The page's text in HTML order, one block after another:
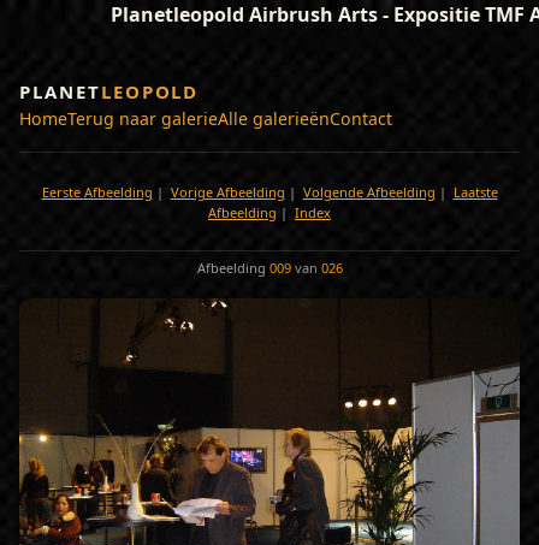
Planetleopold Airbrush Arts - Expositie TMF
PLANETLEOPOLD
HomeTerug naar galerieAlle galerieënContact
Eerste Afbeelding | Vorige Afbeelding | Volgende Afbeelding | Laatste
Afbeelding | Index
Afbeelding 009van 026